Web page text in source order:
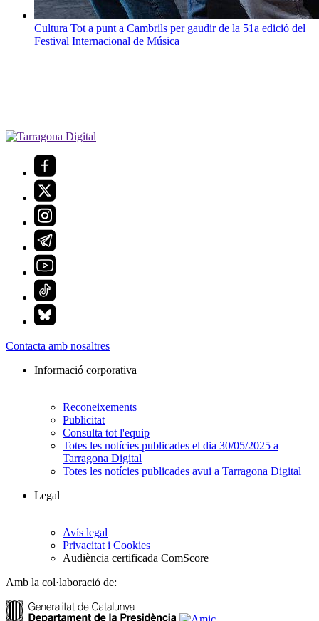
Cultura Tot a punt a Cambrils per gaudir de la 51a edició del
Festival Internacional de Música
Contacta amb nosaltres
Informació corporativa
Reconeixements
Publicitat
Consulta tot l'equip
Totes les notícies publicades el dia 30/05/2025 a
Tarragona Digital
Totes les notícies publicades avui a Tarragona Digital
Legal
Avís legal
Privacitat i Cookies
Audiència certificada ComScore
Amb la col·laboració de: